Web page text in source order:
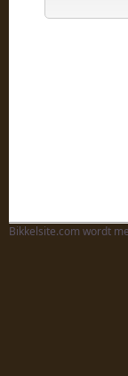
Bikkelsite.com wordt